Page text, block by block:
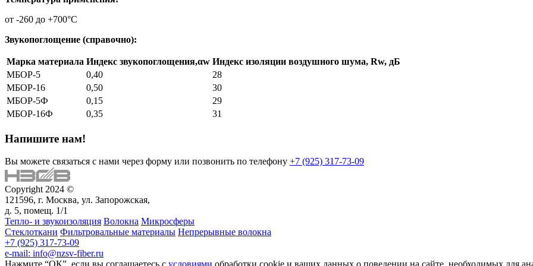
от -260 до +700°С
Звукопоглощение (справочно):
Марка материала Индекс звукопоглощения,αw Индекс изоляции воздушного шума, Rw, дБ
МБОР-5
0,40
28
МБОР-16
0,50
30
МБОР-5Ф
0,15
29
МБОР-16Ф
0,35 31
Напишите нам!
Вы можете связаться с нами через форму или позвонить по телефону +7 (925) 317-73-09
Copyright 2024 ©
121596, г. Москва, ул. Запорожская,
д. 5, помещ. 1/1
Тепло- и звукоизоляция Волокна Микросферы
Стеклоткани Фильтровальные материалы Непрерывные волокна
+7 (925) 317-73-09
e-mail: info@nzsv-fiber.ru